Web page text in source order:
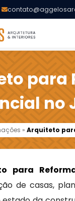
para
no
»Arquiteto
para
de casas,